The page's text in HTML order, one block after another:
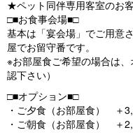
★ペット同伴専用客室のお
□■お食事会場■□
基本は「宴会場」でご用意
屋でお留守番です。
※お部屋食ご希望の場合は
認下さい）
□■オプション■□
・ご夕食（お部屋食） ＋
・ご朝食（お部屋食） ＋